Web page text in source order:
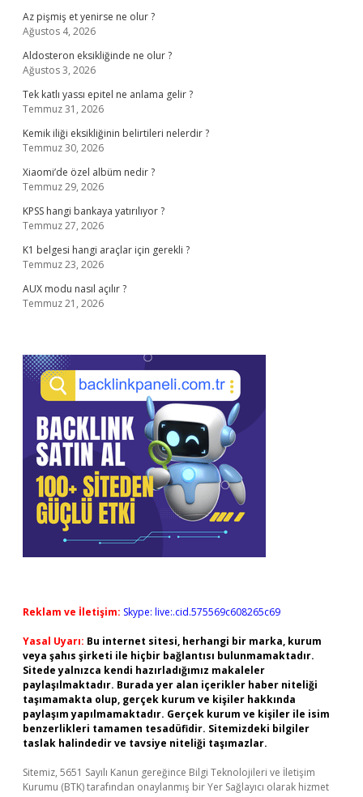
Az pişmiş et yenirse ne olur ?
Ağustos 4, 2026
Aldosteron eksikliğinde ne olur ?
Ağustos 3, 2026
Tek katlı yassı epitel ne anlama gelir ?
Temmuz 31, 2026
Kemik iliği eksikliğinin belirtileri nelerdir ?
Temmuz 30, 2026
Xiaomi’de özel albüm nedir ?
Temmuz 29, 2026
KPSS hangi bankaya yatırılıyor ?
Temmuz 27, 2026
K1 belgesi hangi araçlar için gerekli ?
Temmuz 23, 2026
AUX modu nasıl açılır ?
Temmuz 21, 2026
Reklam ve İletişim: Skype: live:.cid.575569c608265c69
Yasal Uyarı: Bu internet sitesi, herhangi bir marka, kurum
veya şahıs şirketi ile hiçbir bağlantısı bulunmamaktadır.
Sitede yalnızca kendi hazırladığımız makaleler
paylaşılmaktadır. Burada yer alan içerikler haber niteliği
taşımamakta olup, gerçek kurum ve kişiler hakkında
paylaşım yapılmamaktadır. Gerçek kurum ve kişiler ile isim
benzerlikleri tamamen tesadüfidir. Sitemizdeki bilgiler
taslak halindedir ve tavsiye niteliği taşımazlar.
Sitemiz, 5651 Sayılı Kanun gereğince Bilgi Teknolojileri ve İletişim
Kurumu (BTK) tarafından onaylanmış bir Yer Sağlayıcı olarak hizmet